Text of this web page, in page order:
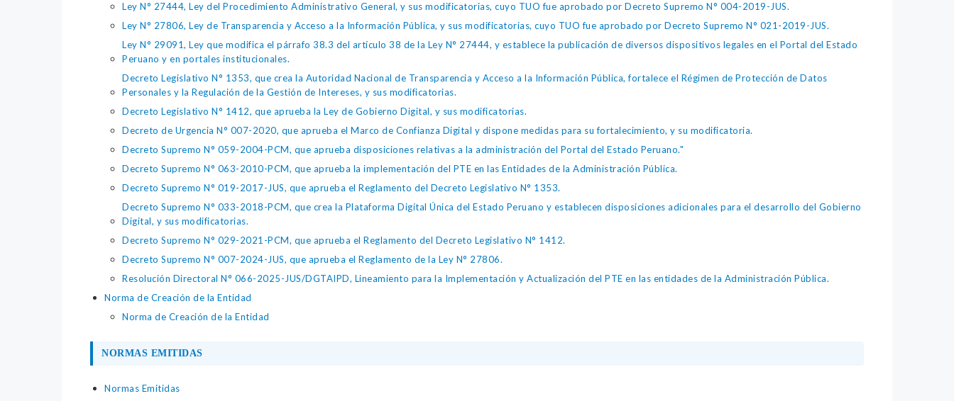
Ley N° 27444, Ley del Procedimiento Administrativo General, y sus modificatorias, cuyo TUO fue aprobado por Decreto Supremo N° 004-2019-JUS.
Ley N° 27806, Ley de Transparencia y Acceso a la Información Pública, y sus modificatorias, cuyo TUO fue aprobado por Decreto Supremo N° 021-2019-JUS.
Ley N° 29091, Ley que modifica el párrafo 38.3 del artículo 38 de la Ley N° 27444, y establece la publicación de diversos dispositivos legales en el Portal del Estado
Peruano y en portales institucionales.
Decreto Legislativo N° 1353, que crea la Autoridad Nacional de Transparencia y Acceso a la Información Pública, fortalece el Régimen de Protección de Datos
Personales y la Regulación de la Gestión de Intereses, y sus modificatorias.
Decreto Legislativo N° 1412, que aprueba la Ley de Gobierno Digital, y sus modificatorias.
Decreto de Urgencia N° 007-2020, que aprueba el Marco de Confianza Digital y dispone medidas para su fortalecimiento, y su modificatoria.
Decreto Supremo N° 059-2004-PCM, que aprueba disposiciones relativas a la administración del Portal del Estado Peruano."
Decreto Supremo N° 063-2010-PCM, que aprueba la implementación del PTE en las Entidades de la Administración Pública.
Decreto Supremo N° 019-2017-JUS, que aprueba el Reglamento del Decreto Legislativo N° 1353.
Decreto Supremo N° 033-2018-PCM, que crea la Plataforma Digital Única del Estado Peruano y establecen disposiciones adicionales para el desarrollo del Gobierno
Digital, y sus modificatorias.
Decreto Supremo N° 029-2021-PCM, que aprueba el Reglamento del Decreto Legislativo N° 1412.
Decreto Supremo N° 007-2024-JUS, que aprueba el Reglamento de la Ley N° 27806.
Resolución Directoral N° 066-2025-JUS/DGTAIPD, Lineamiento para la Implementación y Actualización del PTE en las entidades de la Administración Pública.
Norma de Creación de la Entidad
Norma de Creación de la Entidad
NORMAS EMITIDAS
Normas Emitidas